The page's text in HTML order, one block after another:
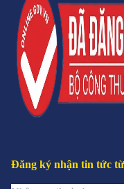
Đăng ký nhận tin tức